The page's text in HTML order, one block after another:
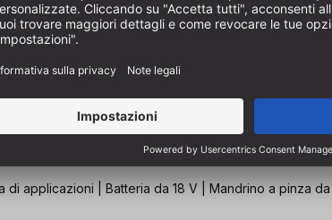
applicazioni | Batteria da 18 V | Mandrino a pinza